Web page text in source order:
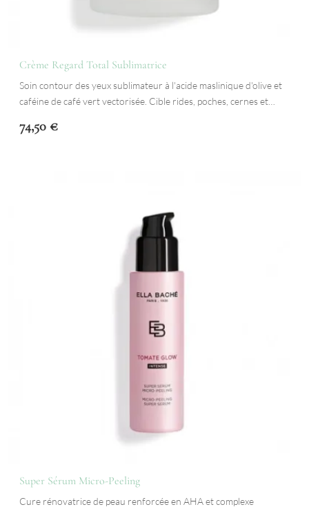
Crème Regard Total Sublimatrice
Soin contour des yeux sublimateur à l'acide maslinique d'olive et
caféine de café vert vectorisée. Cible rides, poches, cernes et…
74,50 €
Super Sérum Micro-Peeling
Cure rénovatrice de peau renforcée en AHA et complexe